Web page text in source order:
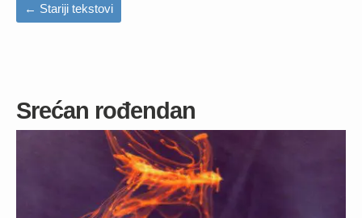
← Stariji tekstovi
Srećan rođendan